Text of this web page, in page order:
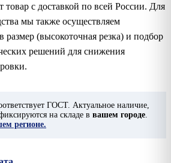
с доставкой по всей России. Для
мы также осуществляем
размер (высокоточная резка) и подбор
решений для снижения
ГОСТ. Актуальное наличие,
на складе в вашем городе
регионе.